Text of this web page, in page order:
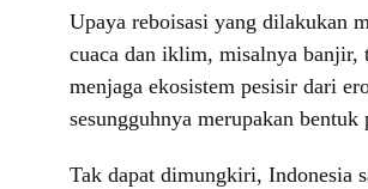
Upaya reboisasi yang dilakukan
cuaca dan iklim, misalnya banjir,
menjaga ekosistem pesisir dari
sesungguhnya merupakan
Tak dapat dimungkiri, Indonesia